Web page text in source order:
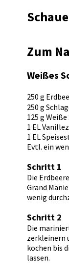
Zum
Weißes
250 g
250 g
125 g
1 EL
1 EL
Evtl. ein
Schritt 1
Die
Grand
wenig
Schritt 2
Die
zerkleinern
kochen bis
lassen.